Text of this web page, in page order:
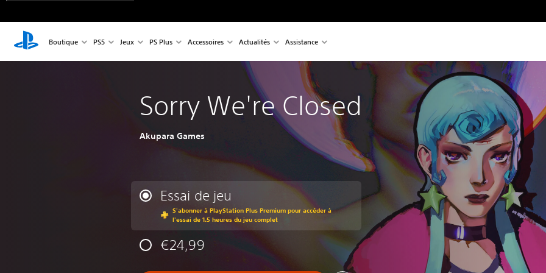
Boutique PS5 Jeux PS Plus Accessoires Actualités Assistance
Sorry We're Closed
Akupara Games
Essai de jeu
S'abonner à PlayStation Plus Premium pour accéder à
l'essai de 1.5 heures du jeu complet
€24,99